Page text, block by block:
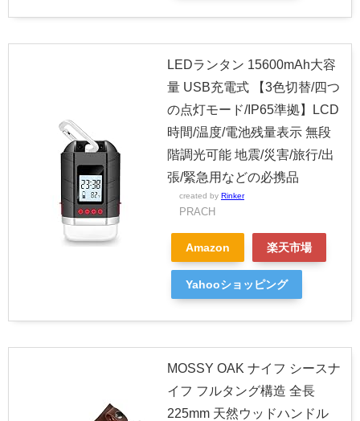
LEDランタン 15600mAh大容
量 USB充電式 【3色切替/四つ
の点灯モード/IP65準拠】LCD
時間/温度/電池残量表示 無段
階調光可能 地震/災害/旅行/出
張/緊急用などの必携品
created by Rinker
PRACH
Amazon 楽天市場
Yahooショッピング
MOSSY OAK ナイフ シースナ
イフ フルタング構造 全長
225mm 天然ウッドハンドル